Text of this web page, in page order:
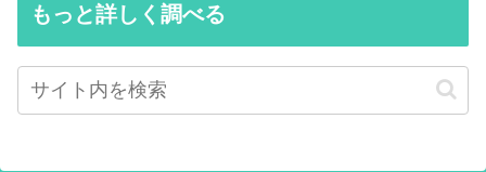
もっと詳しく調べる